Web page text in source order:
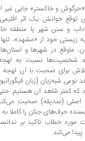
و خاکستر» جایی غیر
توقع خوانش یک اثر
و سنن شهر یا منطقه‌
زیستی خود از «مشهد»،
ماوقع در شهرها و
شخصیت‌ها نسبت به
تلاش برای صحبت با آن
نوعی شبه‌زبان (زبان
که کمتر شاهد آن هستیم.
(صدیقه) صحبت می‌کند
حرف‌های جنان را کاملا
مورد خطاب تاکید بر
می‌کند.